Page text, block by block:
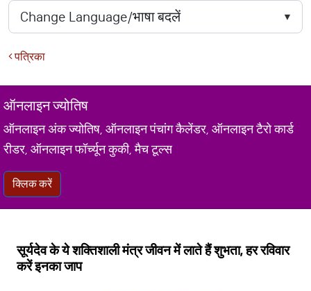
पत्रिका
ऑनलाइन ज्योतिष
ऑनलाइन अंक ज्योतिष, ऑनलाइन पंचांग कैलेंडर, ऑनलाइन टैरो कार्ड
रीडर, ऑनलाइन फॉर्च्यून कुकी, मैच टूल्स
क्लिक करें
सूर्यदेव के ये शक्तिशाली मंत्र जीवन में लाते हैं शुभता, हर रविवार
करें इनका जाप